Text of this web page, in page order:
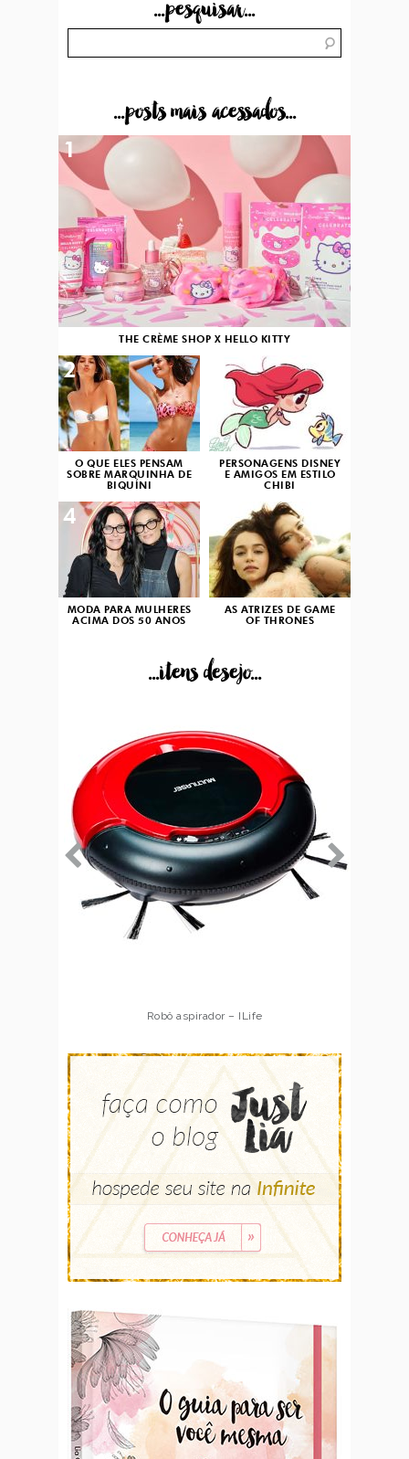
...pesquisar...
...posts mais acessados...
THE CRÈME SHOP X HELLO KITTY
1
O QUE ELES PENSAM
SOBRE MARQUINHA DE
BIQUÍNI
2
PERSONAGENS DISNEY
E AMIGOS EM ESTILO
CHIBI
3
MODA PARA MULHERES
ACIMA DOS 50 ANOS
4
AS ATRIZES DE GAME
OF THRONES
...itens desejo...
Robô aspirador – Multilaser